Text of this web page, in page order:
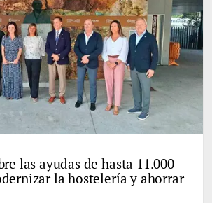
las ayudas de hasta 11.000
la hostelería y ahorrar